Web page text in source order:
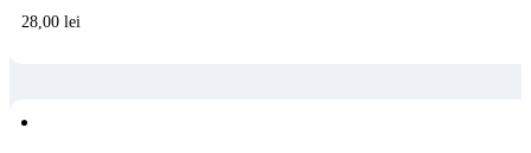
28,00 lei